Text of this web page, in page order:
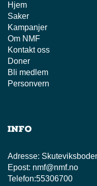
Hjem
Saker
Kampanjer
Om NMF
Kontakt oss
Doner
Bli medlem
Personvern
Info
Adresse:
Epost: nmf@nmf.no
Telefon:55306700